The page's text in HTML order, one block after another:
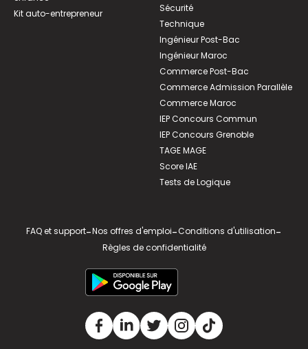
Kit auto-entrepreneur
Sécurité
Technique
Ingénieur Post-Bac
Ingénieur Maroc
Commerce Post-Bac
Commerce Admission Parallèle
Commerce Maroc
IEP Concours Commun
IEP Concours Grenoble
TAGE MAGE
Score IAE
Tests de Logique
FAQ et support-Nos offres d'emploi-Conditions d'utilisation-
Règles de confidentialité